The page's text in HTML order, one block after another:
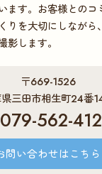
ます。お客様とのコ
りを大切にしながら
影します。
〒669-1526
三田市相生町24番
079-562-
問い合わせはこちら